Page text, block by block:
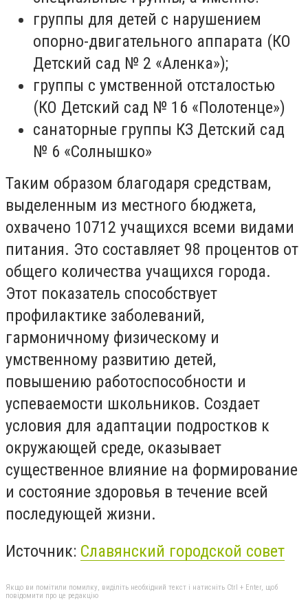
группы для детей с нарушением
опорно-двигательного аппарата (КО
Детский сад № 2 «Аленка»);
группы с умственной отсталостью
(КО Детский сад № 16 «Полотенце»)
санаторные группы КЗ Детский сад
№ 6 «Солнышко»
Таким образом благодаря средствам,
выделенным из местного бюджета,
охвачено 10712 учащихся всеми видами
питания. Это составляет 98 процентов от
общего количества учащихся города.
Этот показатель способствует
профилактике заболеваний,
гармоничному физическому и
умственному развитию детей,
повышению работоспособности и
успеваемости школьников. Создает
условия для адаптации подростков к
окружающей среде, оказывает
существенное влияние на формирование
и состояние здоровья в течение всей
последующей жизни.
Источник: Славянский городской совет
Якщо ви помітили помилку, виділіть необхідний текст і натисніть Ctrl + Enter, щоб
повідомити про це редакцію